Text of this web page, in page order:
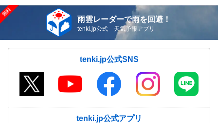
雨雲レーダーで雨を回避！
tenki.jp公式 天気予報アプリ
tenki.jp公式SNS
tenki.jp公式アプリ